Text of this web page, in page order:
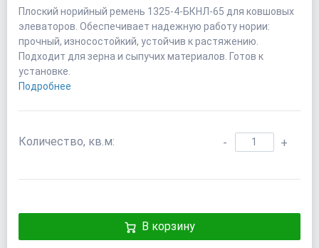
Плоский норийный ремень 1325-4-БКНЛ-65 для ковшовых
элеваторов. Обеспечивает надежную работу нории:
прочный, износостойкий, устойчив к растяжению.
Подходит для зерна и сыпучих материалов. Готов к
установке.
Подробнее
Количество, кв.м: - +
В корзину